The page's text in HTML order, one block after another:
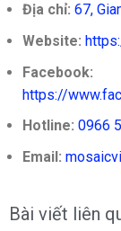
Địa chỉ: 67,
Website:
Facebook:
https://
Hotline: 0966
Email:
Bài viết liên